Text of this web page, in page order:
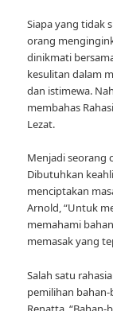
Siapa yang tidak
orang
dinikmati
kesulitan dalam
dan istimewa.
membahas
Lezat.
Menjadi seorang
Dibutuhkan
menciptakan
Arnold, “Untuk
memahami
memasak yang
Salah satu
pemilihan